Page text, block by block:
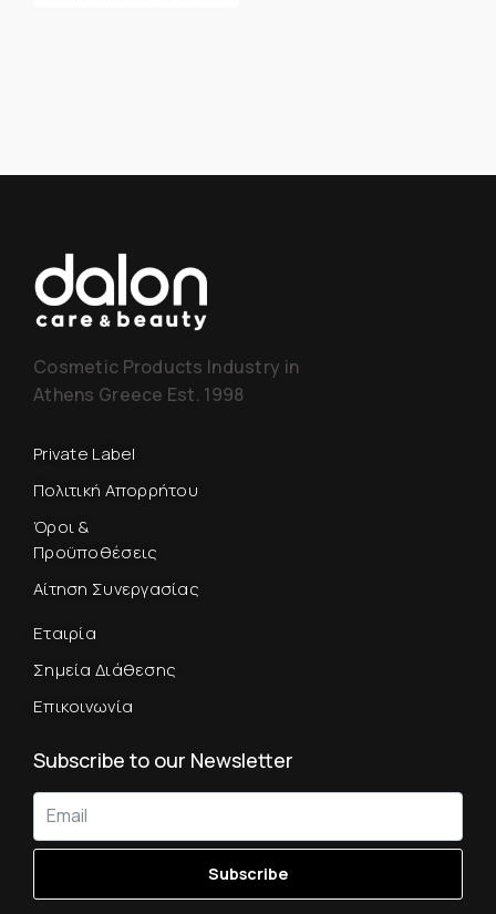
Cosmetic Products Industry in
Athens Greece Est. 1998
Private Label
Πολιτική Απορρήτου
Όροι &
Προϋποθέσεις
Αίτηση Συνεργασίας
Εταιρία
Σημεία Διάθεσης
Επικοινωνία
Subscribe to our Newsletter
Subscribe